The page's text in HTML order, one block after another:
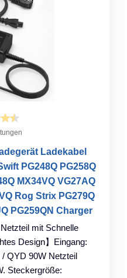
Ladekabel
PG248Q PG258Q
MX34VQ VG27AQ
Rog Strix PG279Q
PG259QN Charger
mit Schnelle
Design】Eingang:
QYD 90W Netzteil
Steckergröße: